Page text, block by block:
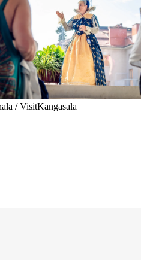
/ VisitKangasala